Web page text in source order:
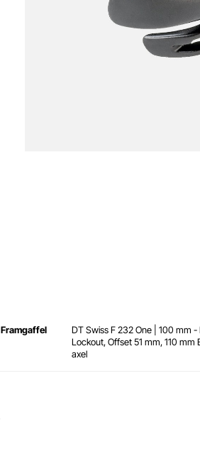
Framgaffel
DT Swiss F 232 One | 100 mm -
Lockout, Offset 51 mm, 110 mm
axel